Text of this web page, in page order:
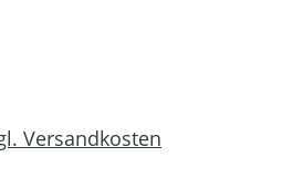
Versandkosten